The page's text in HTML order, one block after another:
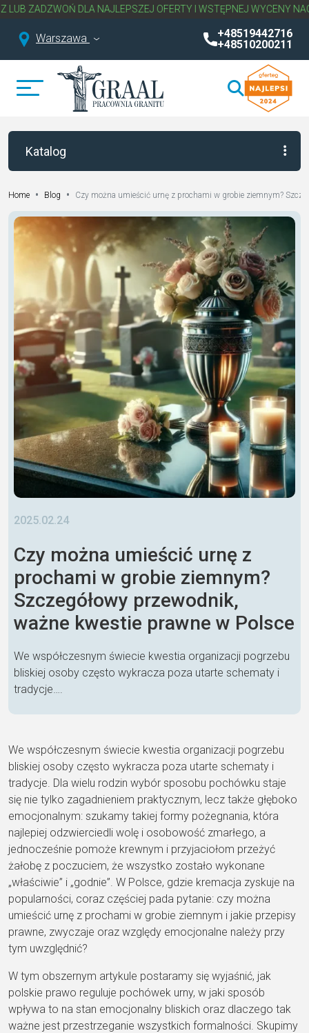
NAJLEPSZEJ OFERTY I WSTĘPNEJ WYCENY NAGROBKA. NAPISZ
Warszawa
+48519442716
+48510200211
Katalog
Home • Blog • Czy można umieścić urnę z prochami w grobie ziemnym?
2025.02.24
Czy można umieścić urnę z
prochami w grobie ziemnym?
Szczegółowy przewodnik,
ważne kwestie prawne w Polsce
We współczesnym świecie kwestia organizacji pogrzebu
bliskiej osoby często wykracza poza utarte schematy i
tradycje….
We współczesnym świecie kwestia organizacji pogrzebu
bliskiej osoby często wykracza poza utarte schematy i
tradycje. Dla wielu rodzin wybór sposobu pochówku staje
się nie tylko zagadnieniem praktycznym, lecz także głęboko
emocjonalnym: szukamy takiej formy pożegnania, która
najlepiej odzwierciedli wolę i osobowość zmarłego, a
jednocześnie pomoże krewnym i przyjaciołom przeżyć
żałobę z poczuciem, że wszystko zostało wykonane
„właściwie” i „godnie”. W Polsce, gdzie kremacja zyskuje na
popularności, coraz częściej pada pytanie: czy można
umieścić urnę z prochami w grobie ziemnym i jakie przepisy
prawne, zwyczaje oraz względy emocjonalne należy przy
tym uwzględnić?
W tym obszernym artykule postaramy się wyjaśnić, jak
polskie prawo reguluje pochówek urny, w jaki sposób
wpływa to na stan emocjonalny bliskich oraz dlaczego tak
ważne jest przestrzeganie wszystkich formalności. Skupimy